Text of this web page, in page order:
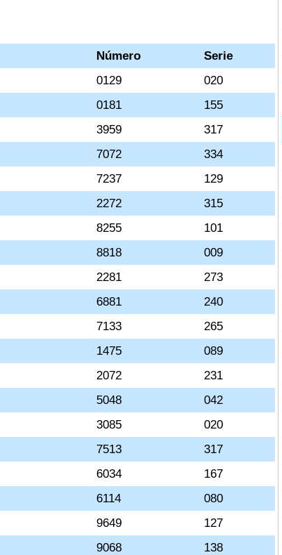
Número
Serie
0129
020
0181
155
3959
317
7072
334
7237
129
2272
315
8255
101
8818
009
2281
273
6881
240
7133
265
1475
089
2072
231
5048
042
3085
020
7513
317
6034
167
6114
080
9649
127
9068
138